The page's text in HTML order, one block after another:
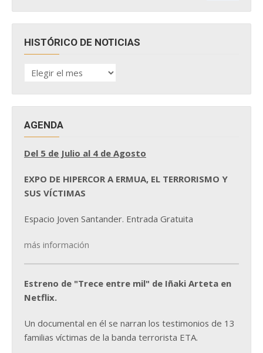
HISTÓRICO DE NOTICIAS
HISTÓRICO
DE
AGENDA
Del 5 de Julio al 4 de Agosto
EXPO DE HIPERCOR A ERMUA, EL TERRORISMO Y
SUS VÍCTIMAS
Espacio Joven Santander. Entrada Gratuita
más información
Estreno de "Trece entre mil" de Iñaki Arteta en
Netflix.
Un documental en él se narran los testimonios de 13
familias víctimas de la banda terrorista ETA.